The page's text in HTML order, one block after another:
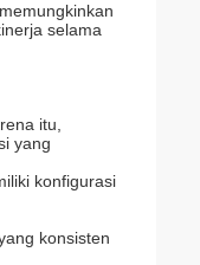
selama
itu,
yang
konfigurasi
konsisten